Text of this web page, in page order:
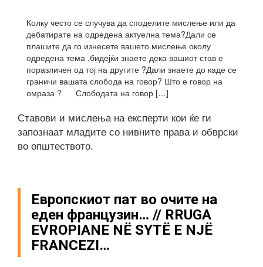
Колку често се случува да споделите мислење или да
дебатирате на одредена актуелна тема?Дали се
плашите да го изнесете вашето мислење околу
одредена тема ,бидејќи знаете дека вашиот став е
поразличен од тој на другите ?Дали знаете до каде се
граничи вашата слобода на говор? Што е говор на
омраза ? Слободата на говор […]
Ставови и мислења на експерти кои ќе ги
запознаат младите со нивните права и обврски
во општеството.
Европскиот пат во очите на
еден французин… // RRUGA
EVROPIANE NË SYTË E NJË
FRANCEZI…